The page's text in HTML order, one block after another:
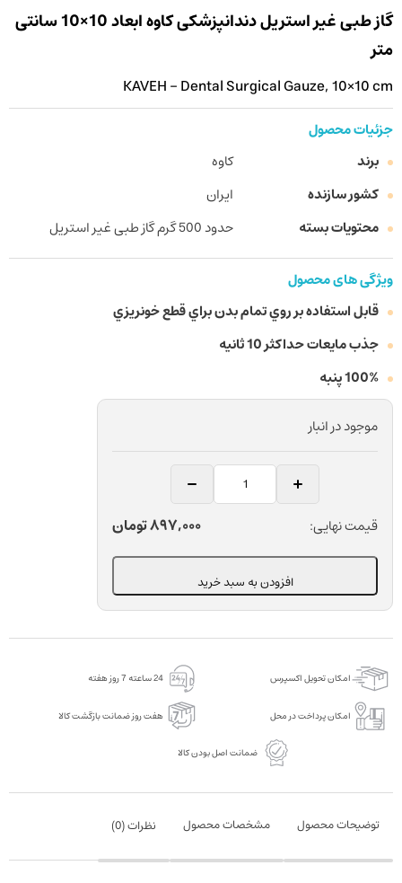
گاز طبی غیر استریل دندانپزشکی کاوه ابعاد 10×10 سانتی
متر
KAVEH - Dental Surgical Gauze, 10×10 cm
جزئیات محصول
برند
کاوه
کشور سازنده
ایران
محتویات بسته
حدود 500 گرم گاز طبی غیر استریل
ویژگی های محصول
قابل استفاده بر روي تمام بدن براي قطع خونريزي
جذب مایعات حداکثر 10 ثانیه
100% پنبه
موجود در انبار
طبی
دندانپزشکی
کاوه
10×10
عدد
قیمت نهایی: 897,000تومان
افزودن به سبد خرید
امکان تحویل اکسپرس 24 ساعته 7 روز هفته
امکان پرداخت در محل هفت روز ضمانت بازگشت کالا
ضمانت اصل بودن کالا
توضیحات محصول مشخصات محصول نظرات (0
)